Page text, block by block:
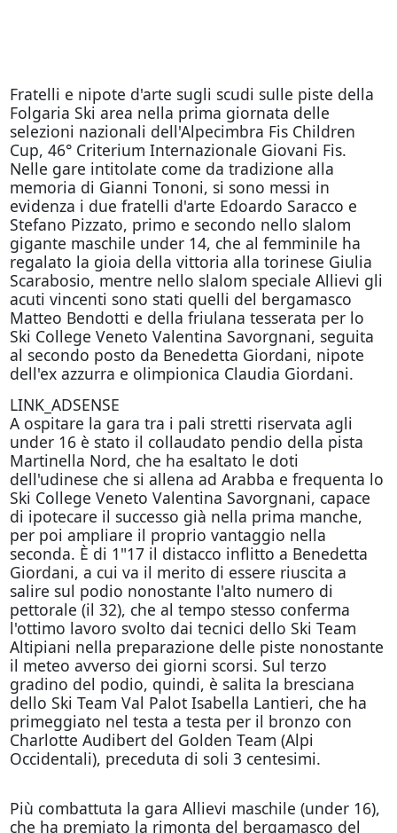
Fratelli e nipote d'arte sugli scudi sulle piste della
Folgaria Ski area nella prima giornata delle
selezioni nazionali dell'Alpecimbra Fis Children
Cup, 46° Criterium Internazionale Giovani Fis.
Nelle gare intitolate come da tradizione alla
memoria di Gianni Tononi, si sono messi in
evidenza i due fratelli d'arte Edoardo Saracco e
Stefano Pizzato, primo e secondo nello slalom
gigante maschile under 14, che al femminile ha
regalato la gioia della vittoria alla torinese Giulia
Scarabosio, mentre nello slalom speciale Allievi gli
acuti vincenti sono stati quelli del bergamasco
Matteo Bendotti e della friulana tesserata per lo
Ski College Veneto Valentina Savorgnani, seguita
al secondo posto da Benedetta Giordani, nipote
dell'ex azzurra e olimpionica Claudia Giordani.
LINK_ADSENSE
A ospitare la gara tra i pali stretti riservata agli
under 16 è stato il collaudato pendio della pista
Martinella Nord, che ha esaltato le doti
dell'udinese che si allena ad Arabba e frequenta lo
Ski College Veneto Valentina Savorgnani, capace
di ipotecare il successo già nella prima manche,
per poi ampliare il proprio vantaggio nella
seconda. È di 1"17 il distacco inflitto a Benedetta
Giordani, a cui va il merito di essere riuscita a
salire sul podio nonostante l'alto numero di
pettorale (il 32), che al tempo stesso conferma
l'ottimo lavoro svolto dai tecnici dello Ski Team
Altipiani nella preparazione delle piste nonostante
il meteo avverso dei giorni scorsi. Sul terzo
gradino del podio, quindi, è salita la bresciana
dello Ski Team Val Palot Isabella Lantieri, che ha
primeggiato nel testa a testa per il bronzo con
Charlotte Audibert del Golden Team (Alpi
Occidentali), preceduta di soli 3 centesimi.
Più combattuta la gara Allievi maschile (under 16),
che ha premiato la rimonta del bergamasco del